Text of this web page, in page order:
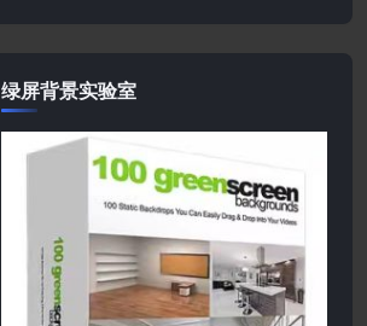
绿屏背景实验室